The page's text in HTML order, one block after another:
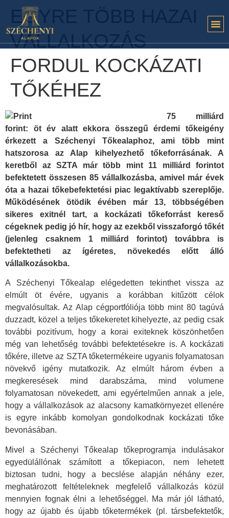
EGYRE TÖBB HAZAI
VÁLLALKOZÁS
FORDUL KOCKÁZATI
TŐKÉHEZ
75 milliárd
forint: öt év alatt ekkora összegű érdemi tőkeigény
érkezett a Széchenyi Tőkealaphoz, ami több mint
hatszorosa az Alap kihelyezhető tőkeforrásának. A
keretből az SZTA már több mint 11 milliárd forintot
befektetett összesen 85 vállalkozásba, amivel már évek
óta a hazai tőkebefektetési piac legaktívabb szereplője.
Működésének ötödik évében már 13, többségében
sikeres exitnél tart, a kockázati tőkeforrást kereső
cégeknek pedig jó hír, hogy az ezekből visszaforgó tőkét
(jelenleg csaknem 1 milliárd forintot) továbbra is
befektetheti az ígéretes, növekedés előtt álló
vállalkozásokba.
A Széchenyi Tőkealap elégedetten tekinthet vissza az
elmúlt öt évére, ugyanis a korábban kitűzött célok
megvalósultak. Az Alap cégportfóliója több mint 80 tagúvá
duzzadt, közel a teljes tőkekeretet kihelyezte, az pedig csak
további pozitívum, hogy a korai exiteknek köszönhetően
még van lehetőség további befektetésekre is. A kockázati
tőkére, illetve az SZTA tőketermékeire ugyanis folyamatosan
növekvő igény mutatkozik. Az elmúlt három évben a
megkeresések mind darabszáma, mind volumene
folyamatosan növekedett, ami egyértelműen annak a jele,
hogy a vállalkozások az alacsony kamatkörnyezet ellenére
is egyre inkább komolyan gondolkodnak kockázati tőke
bevonásában.
Mivel a Széchenyi Tőkealap tőkeprogramja indulásakor
egyedülállónak számított a tőkepiacon, nem lehetett
biztosan tudni, hogy a becslése alapján néhány ezer,
meghatározott feltételeknek megfelelő vállalkozás közül
mennyien fognak élni a lehetőséggel. Ma már jól látható,
hogy az újabb és újabb tőketermékek (pl. társbefektetők,